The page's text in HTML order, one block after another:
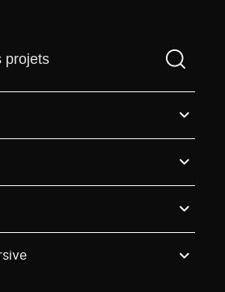
devez saisir un terme de